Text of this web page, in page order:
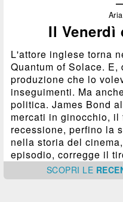
Il Venerdì
L'attore inglese torna
Quantum of Solace.
produzione che lo
inseguimenti. Ma
politica. James Bond
mercati in ginocchio, il
recessione, perfino la
nella storia del
episodio, corregge il
SCOPRI LE